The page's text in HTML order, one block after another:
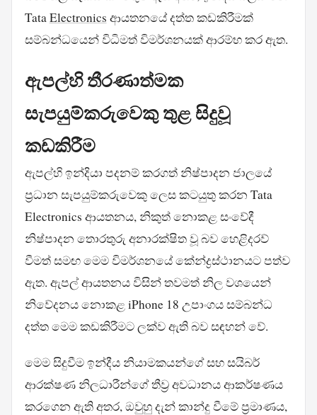
TataElectronics ආයතනයේ දත්ත කඩකිරීමක්
සම්බන්ධයෙන් විධිමත් විමර්ශනයක් ආරම්භ කර ඇත.
ඇපල්හි තීරණාත්මක
සැපයුම්කරුවෙකු තුළ සිදුවූ
කඩකිරීම
ඇපල්හි ඉන්දියා පදනම් කරගත් නිෂ්පාදන ජාලයේ
ප්‍රධාන සැපයුම්කරුවෙකු ලෙස කටයුතු කරන Tata
Electronics ආයතනය, නිකුත් නොකළ සංවේදී
නිෂ්පාදන තොරතුරු අනාරක්ෂිත වූ බව හෙළිදරව්
වීමත් සමඟ මෙම විමර්ශනයේ කේන්ද්‍රස්ථානයට පත්ව
ඇත. ඇපල් ආයතනය විසින් තවමත් නිල වශයෙන්
නිවේදනය නොකළ iPhone 18 උපාංගය සම්බන්ධ
දත්ත මෙම කඩකිරීමට ලක්ව ඇති බව සඳහන් වේ.
මෙම සිදුවීම ඉන්දීය නියාමකයන්ගේ සහ සයිබර්
ආරක්ෂණ නිලධාරීන්ගේ තීව්‍ර අවධානය ආකර්ෂණය
කරගෙන ඇති අතර, ඔවුහු දැන් කාන්දු වීමේ ප්‍රමාණය,